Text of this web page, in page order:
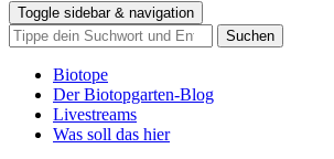
Toggle sidebar & navigation
Biotope
Der Biotopgarten-Blog
Livestreams
Was soll das hier